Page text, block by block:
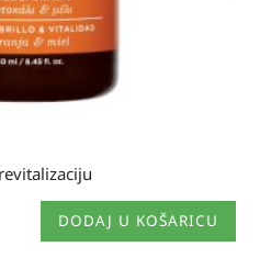
DODAJ U KOŠARICU